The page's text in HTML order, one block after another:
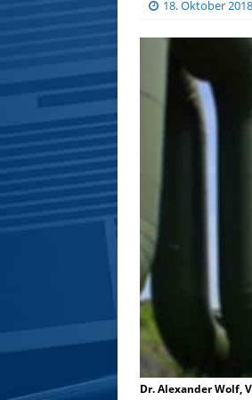
18. Oktober 2018
Dr. Alexander Wolf,